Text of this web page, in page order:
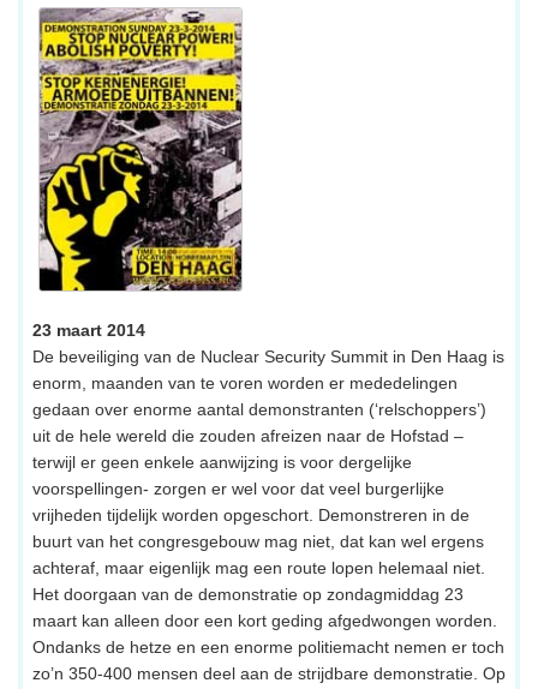
23 maart 2014
De beveiliging van de Nuclear Security Summit in Den Haag is
enorm, maanden van te voren worden er mededelingen
gedaan over enorme aantal demonstranten (‘relschoppers’)
uit de hele wereld die zouden afreizen naar de Hofstad –
terwijl er geen enkele aanwijzing is voor dergelijke
voorspellingen- zorgen er wel voor dat veel burgerlijke
vrijheden tijdelijk worden opgeschort. Demonstreren in de
buurt van het congresgebouw mag niet, dat kan wel ergens
achteraf, maar eigenlijk mag een route lopen helemaal niet.
Het doorgaan van de demonstratie op zondagmiddag 23
maart kan alleen door een kort geding afgedwongen worden.
Ondanks de hetze en een enorme politiemacht nemen er toch
zo’n 350-400 mensen deel aan de strijdbare demonstratie. Op